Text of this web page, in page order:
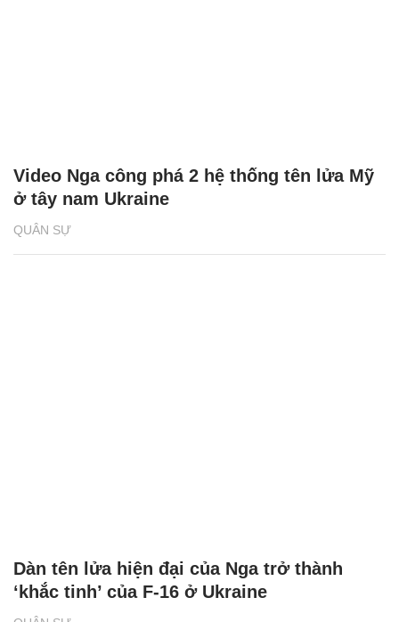
QUÂN SỰ
Video Nga công phá 2 hệ thống tên lửa Mỹ
ở tây nam Ukraine
Dàn tên lửa hiện đại của Nga trở thành
‘khắc tinh’ của F-16 ở Ukraine